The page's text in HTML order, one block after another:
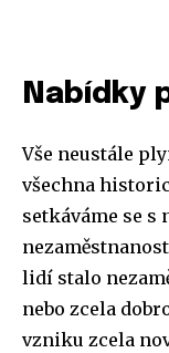
Nabídky
Vše neustále
všechna
setkáváme se s
lidí stalo
nebo zcela
vzniku zcela